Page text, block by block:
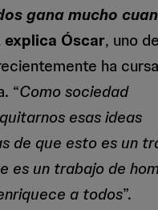
gana mucho
explica Óscar, uno
ha
“Como sociedad
esas ideas
de que esto es un
es un trabajo de
a todos”.